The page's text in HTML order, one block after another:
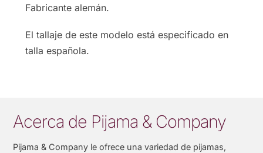
Fabricante alemán.
El tallaje de este modelo está especificado en
talla española.
Acerca de Pijama & Company
Pijama & Company le ofrece una variedad de pijamas,